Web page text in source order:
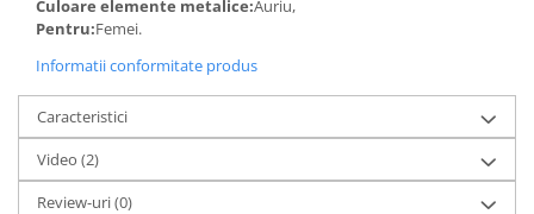
Culoare elemente metalice:Auriu,
Pentru:Femei.
Informatii conformitate produs
Caracteristici
Video (2)
Review-uri(0)